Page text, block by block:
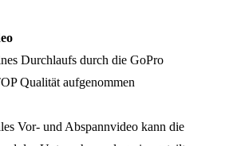
Durchlaufs durch die GoPro
Qualität aufgenommen
Vor- und Abspannvideo kann die